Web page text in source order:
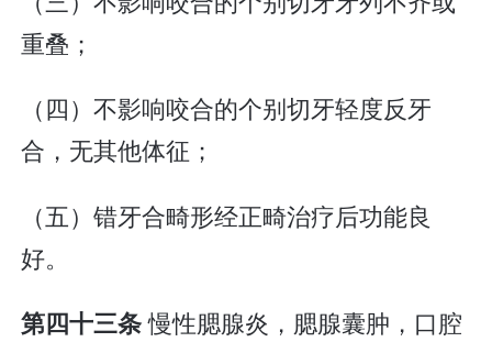
重叠；
（四）不影响咬合的个别切牙轻度反牙
合，无其他体征；
（五）错牙合畸形经正畸治疗后功能良
好。
第四十三条慢性腮腺炎，腮腺囊肿，口腔